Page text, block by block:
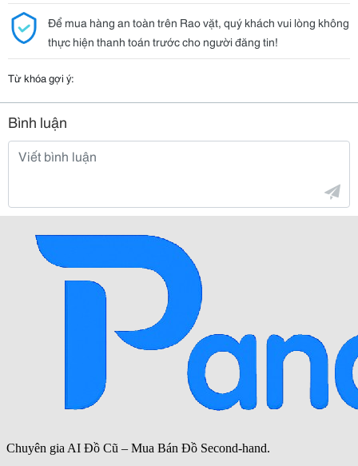
Để mua hàng an toàn trên Rao vặt, quý khách vui lòng không
thực hiện thanh toán trước cho người đăng tin!
Từ khóa gợi ý:
Bình luận